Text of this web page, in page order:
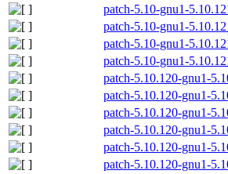
patch-5.10-gnu1-
patch-5.10-gnu1-
patch-5.10-gnu1-
patch-5.10-gnu1-
patch-5.10.120-gnu1-
patch-5.10.120-gnu1-
patch-5.10.120-gnu1-
patch-5.10.120-gnu1-
patch-5.10.120-gnu1-
patch-5.10.120-gnu1-